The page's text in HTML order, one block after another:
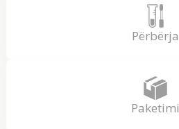
Përbërja
Paketimi